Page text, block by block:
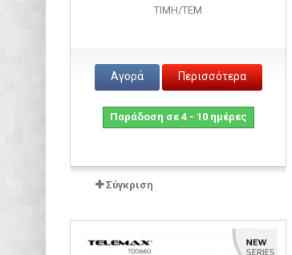
ΤΙΜH/ΤΕΜ
Αγορά Περισσότερα
Παράδοση σε 4 - 10 ημέρες
Σύγκριση